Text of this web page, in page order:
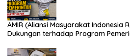
AMIR (Aliansi Masyarakat Indonesia
Dukungan terhadap Program